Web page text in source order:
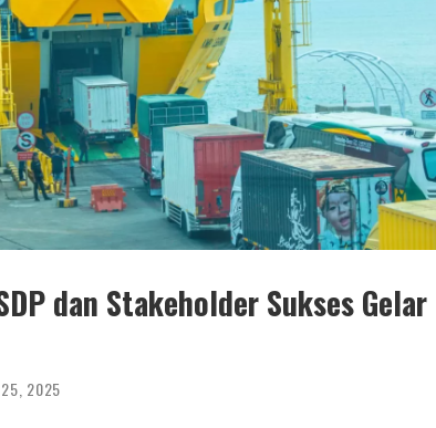
dan Stakeholder Sukses Gelar
2025